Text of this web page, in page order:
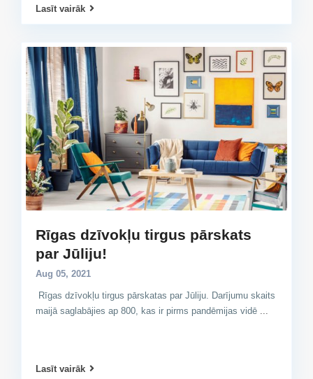
Lasīt vairāk
Rīgas dzīvokļu tirgus pārskats
par Jūliju!
Aug 05, 2021
Rīgas dzīvokļu tirgus pārskatas par Jūliju. Darījumu skaits
maijā saglabājies ap 800, kas ir pirms pandēmijas vidē
Lasīt vairāk